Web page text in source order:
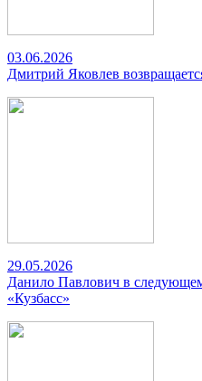
03.06.2026
Дмитрий Яковлев
29.05.2026
Данило Павлович в следующем
«Кузбасс»